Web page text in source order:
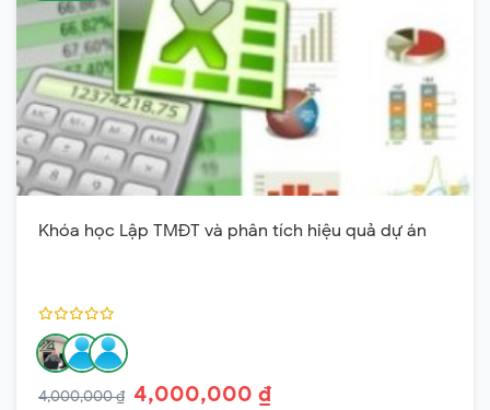
Khóa học Lập TMĐT và phân tích hiệu quả dự án
4,000,000 ₫ 4,000,000 ₫